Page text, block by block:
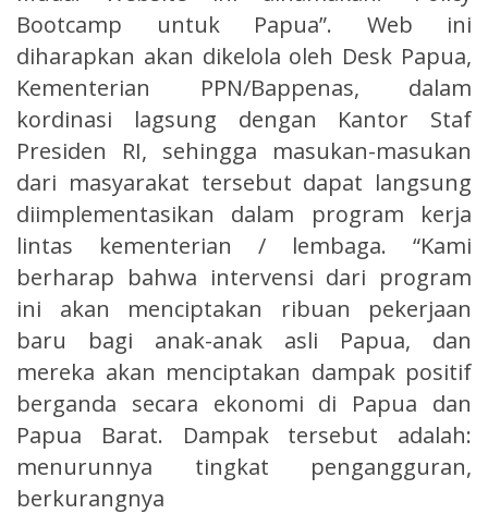
Bootcamp untuk Papua”. Web ini
diharapkan akan dikelola oleh Desk Papua,
Kementerian PPN/Bappenas, dalam
kordinasi lagsung dengan Kantor Staf
Presiden RI, sehingga masukan-masukan
dari masyarakat tersebut dapat langsung
diimplementasikan dalam program kerja
lintas kementerian / lembaga. “Kami
berharap bahwa intervensi dari program
ini akan menciptakan ribuan pekerjaan
baru bagi anak-anak asli Papua, dan
mereka akan menciptakan dampak positif
berganda secara ekonomi di Papua dan
Papua Barat. Dampak tersebut adalah:
menurunnya tingkat pengangguran,
berkurangnya